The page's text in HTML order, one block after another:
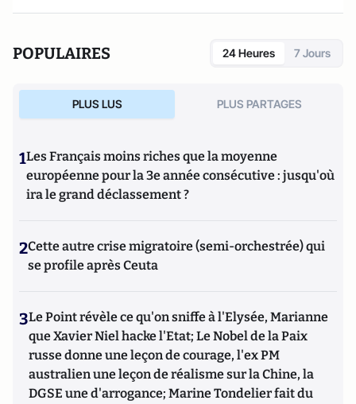
POPULAIRES 24 Heures 7 Jours
PLUS LUS PLUS PARTAGES
1Les Français moins riches que la moyenne
européenne pour la 3e année consécutive : jusqu'où
ira le grand déclassement ?
2Cette autre crise migratoire (semi-orchestrée) qui
se profile après Ceuta
3Le Point révèle ce qu'on sniffe à l'Elysée, Marianne
que Xavier Niel hacke l'Etat; Le Nobel de la Paix
russe donne une leçon de courage, l'ex PM
australien une leçon de réalisme sur la Chine, la
DGSE une d'arrogance; Marine Tondelier fait du